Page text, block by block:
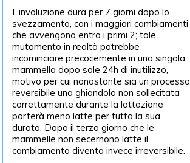
L’involuzione dura per 7 giorni dopo lo
svezzamento, con i maggiori cambiamenti
che avvengono entro i primi 2; tale
mutamento in realtà potrebbe
incominciare precocemente in una singola
mammella dopo sole 24h di inutilizzo,
motivo per cui nonostante sia un processo
reversibile una ghiandola non sollecitata
correttamente durante la lattazione
porterà meno latte per tutta la sua
durata. Dopo il terzo giorno che le
mammelle non secernono latte il
cambiamento diventa invece irreversibile.